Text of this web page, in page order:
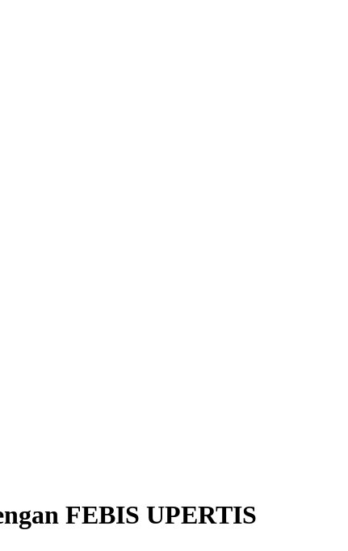
FEBIS UPERTIS